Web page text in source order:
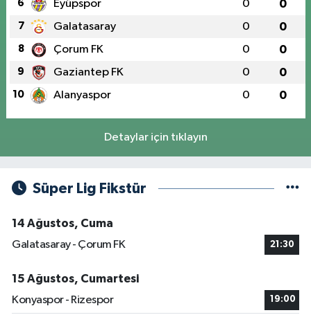
6 Eyüpspor 0 0
7 Galatasaray 0 0
8 Çorum FK 0 0
9 Gaziantep FK 0 0
10 Alanyaspor 0 0
Detaylar için tıklayın
Süper Lig Fikstür
14 Ağustos, Cuma
Galatasaray - Çorum FK
21:30
15 Ağustos, Cumartesi
Konyaspor - Rizespor
19:00